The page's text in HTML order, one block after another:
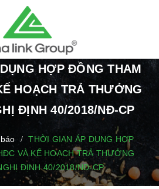
HỢP ĐỒNG THAM
HOẠCH TRẢ THƯỞNG
ĐỊNH 40/2018/NĐ-CP
/
THỜI GIAN ÁP DỤNG HỢP
VÀ KẾ HOẠCH TRẢ THƯỞNG
ĐỊNH 40/2018/NĐ-CP